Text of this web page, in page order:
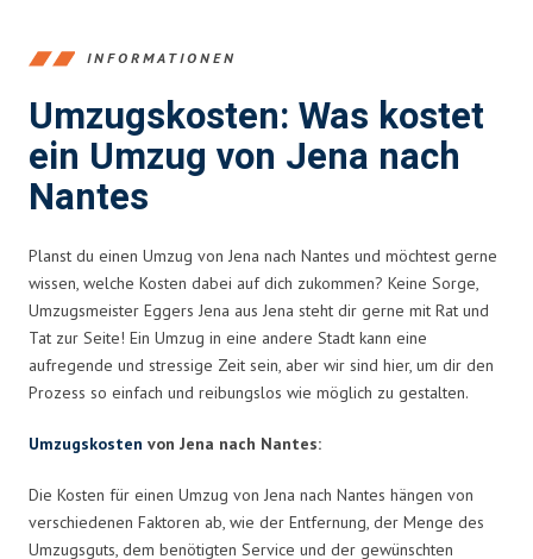
INFORMATIONEN
Umzugskosten: Was kostet
ein Umzug von Jena nach
Nantes
Planst du einen Umzug von Jena nach Nantes und möchtest gerne
wissen, welche Kosten dabei auf dich zukommen? Keine Sorge,
Umzugsmeister Eggers Jena aus Jena steht dir gerne mit Rat und
Tat zur Seite! Ein Umzug in eine andere Stadt kann eine
aufregende und stressige Zeit sein, aber wir sind hier, um dir den
Prozess so einfach und reibungslos wie möglich zu gestalten.
Umzugskosten von Jena nach Nantes:
Die Kosten für einen Umzug von Jena nach Nantes hängen von
verschiedenen Faktoren ab, wie der Entfernung, der Menge des
Umzugsguts, dem benötigten Service und der gewünschten